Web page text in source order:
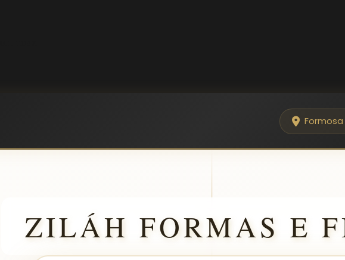
Formosa
ZILÁH FORMAS E